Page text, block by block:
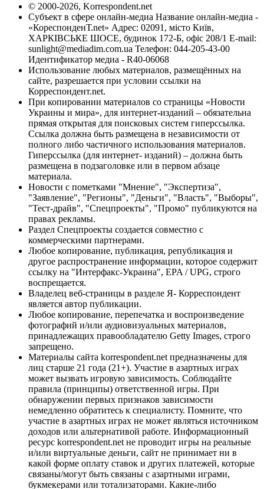
© 2000-2026, Korrespondent.net
Субъект в сфере онлайн-медиа Название онлайн-медиа -
«КореспонденТ.net» Адрес: 02091, місто Київ,
ХАРКІВСЬКЕ ШОСЕ, будинок 172-Б, офіс 208/1 E-mail:
sunlight@mediadim.com.ua Телефон: 044-205-43-00
Идентификатор медиа - R40-06068
Использование любых материалов, размещённых на
сайте, разрешается при условии ссылки на
Корреспондент.net.
При копировании материалов со страницы «Новости
Украины и мира», для интернет-изданий – обязательна
прямая открытая для поисковых систем гиперссылка.
Ссылка должна быть размещена в независимости от
полного либо частичного использования материалов.
Гиперссылка (для интернет- изданий) – должна быть
размещена в подзаголовке или в первом абзаце
материала.
Новости с пометками "Мнение", "Экспертиза",
"Заявление", "Регионы", "Деньги", "Власть", "Выборы",
"Тест-драйв", "Спецпроекты", "Промо" публикуются на
правах рекламы.
Раздел Спецпроекты создается совместно с
коммерческими партнерами.
Любое копирование, публикация, републикация и
другое распространение информации, которое содержит
ссылку на "Интерфакс-Украина", EPA / UPG, строго
воспрещается.
Владелец веб-страницы в разделе Я- Корреспондент
является автор публикации.
Любое копирование, перепечатка и воспроизведение
фотографий и/или аудиовизуальных материалов,
принадлежащих правообладателю Getty Images, строго
запрещено.
Материалы сайта korrespondent.net предназначены для
лиц старше 21 года (21+). Участие в азартных играх
может вызвать игровую зависимость. Соблюдайте
правила (принципы) ответственной игры. При
обнаружении первых признаков зависимости
немедленно обратитесь к специалисту. Помните, что
участие в азартных играх не может являться источником
доходов или альтернативой работе. Информационный
ресурс korrespondent.net не проводит игры на реальные
и/или виртуальные деньги, сайт не принимает ни в
какой форме оплату ставок и других платежей, которые
связаны/могут быть связаны с азартными играми,
букмекерами или тотализаторами. Какие-либо